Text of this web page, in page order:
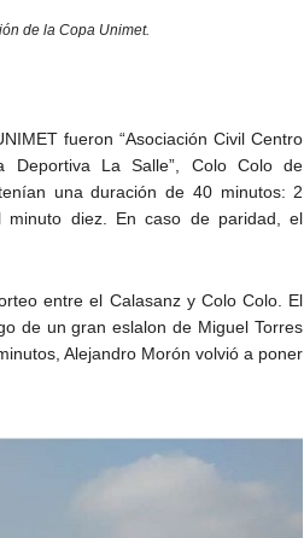
de la Copa Unimet.
fueron “Asociación Civil Centro
Deportiva La Salle”, Colo Colo de
una duración de 40 minutos: 2
diez. En caso de paridad, el
entre el Calasanz y Colo Colo. El
de un gran eslalon de Miguel Torres
Alejandro Morón volvió a poner